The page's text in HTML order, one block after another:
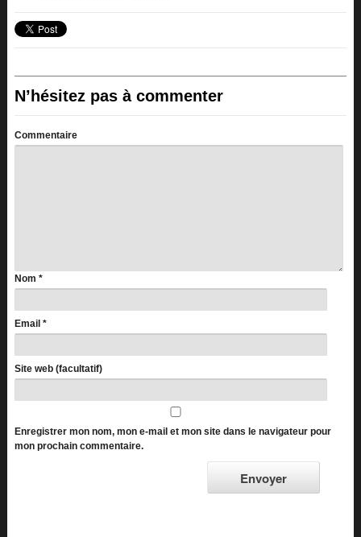
N’hésitez pas à commenter
Commentaire
Nom *
Email *
Site web (facultatif)
Enregistrer mon nom, mon e-mail et mon site dans le navigateur pour
mon prochain commentaire.